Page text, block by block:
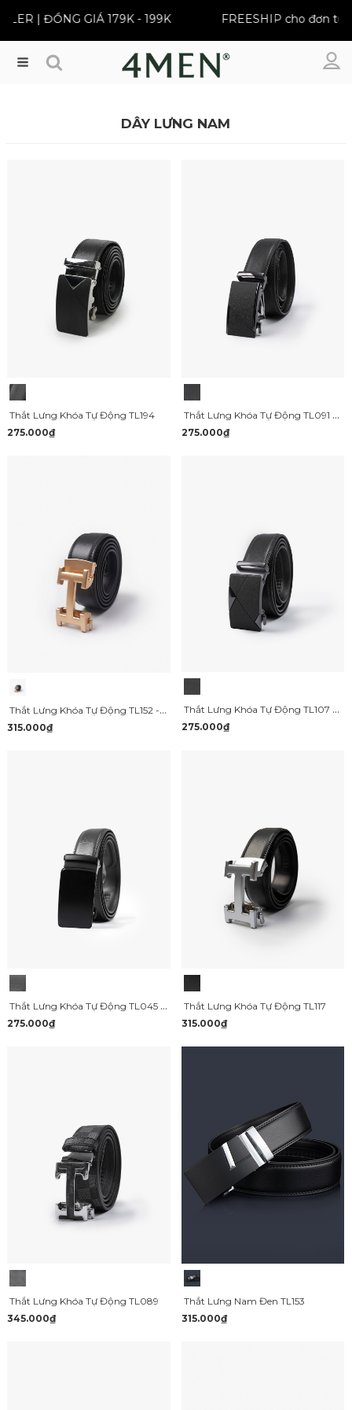
| ĐỒNG GIÁ 179K - 199K FREESHIP cho đơn từ 399K
Menu
DÂY LƯNG NAM
Thắt Lưng Khóa Tự Động TL194
275.000₫
Thắt Lưng Khóa Tự Động TL091 Màu Đen
275.000₫
Thắt Lưng Khóa Tự Động TL152 - Pre Order
315.000₫
Thắt Lưng Khóa Tự Động TL107 Màu Đen
275.000₫
Thắt Lưng Khóa Tự Động TL045 Màu Đen
275.000₫
Thắt Lưng Khóa Tự Động TL117
315.000₫
Thắt Lưng Khóa Tự Động TL089
345.000₫
Thắt Lưng Nam Đen TL153
315.000₫